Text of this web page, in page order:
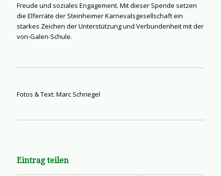
Freude und soziales Engagement. Mit dieser Spende setzen
die Elferräte der Steinheimer Karnevalsgesellschaft ein
starkes Zeichen der Unterstützung und Verbundenheit mit der
von-Galen-Schule.
Fotos & Text: Marc Schriegel
Eintrag teilen